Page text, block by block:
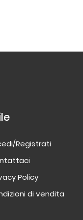
Registrati
Policy
di vendita